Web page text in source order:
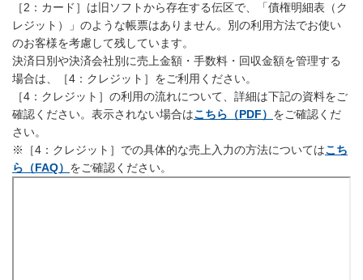
［2：カード］は旧ソフトから存在する伝区で、「債権明細表（ク
レジット）」のような帳票はありません。別の利用方法でお使い
のお客様を考慮して残しています。
決済日別や決済会社別に売上金額・手数料・回収金額を管理する
場合は、［4：クレジット］をご利用ください。
［4：クレジット］の利用の流れについて、詳細は下記の資料をご
確認ください。表示されない場合はこちら（PDF） をご確認くだ
さい。
※［4：クレジット］での具体的な売上入力の方法についてはこち
ら（FAQ） をご確認ください。